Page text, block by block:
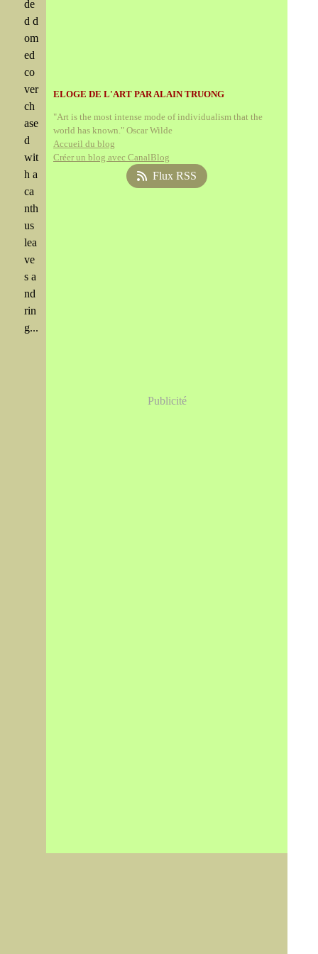
de
d d
om
ed
co
ver
ch
ase
d
wit
h a
ca
nth
us
lea
ve
s a
nd
rin
g...
ELOGE DE L'ART PAR ALAIN TRUONG
"Art is the most intense mode of individualism that the
world has known." Oscar Wilde
Accueil du blog
Créer un blog avec CanalBlog
Flux RSS
Publicité